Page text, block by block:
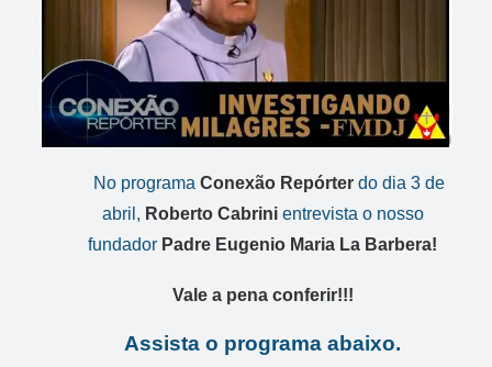
No programa Conexão Repórter do dia 3 de
abril, Roberto Cabrinientrevista o nosso
fundador Padre Eugenio Maria La Barbera!
Vale a pena conferir!!!
Assista o programa abaixo.